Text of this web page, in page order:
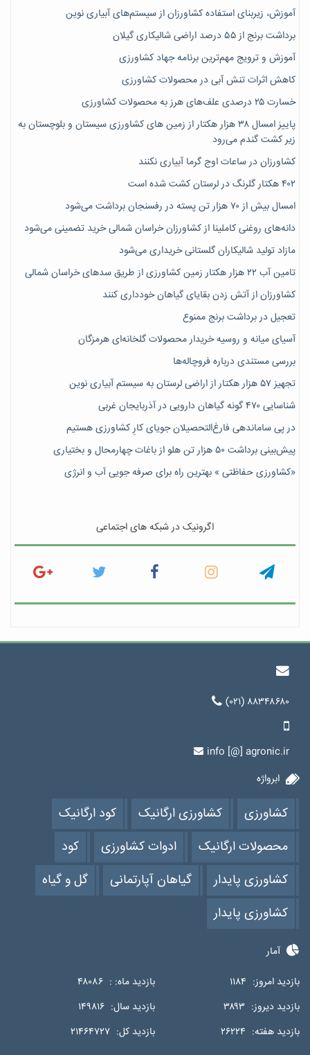
آموزش، زیربنای استفاده کشاورزان از سیستم‌های آبیاری نوین
برداشت برنج از ۵۵ درصد اراضی شالیکاری گیلان
آموزش و ترویج مهم‌ترین برنامه جهاد کشاورزی
کاهش اثرات تنش آبی در محصولات کشاورزی
خسارت ۲۵ درصدی علف‌های هرز به محصولات کشاورزی
پاییز امسال ۳۸ هزار هکتار از زمین های کشاورزی سیستان و بلوچستان به
زیر کشت گندم می‌رود
کشاورزان در ساعات اوج گرما آبیاری نکنند
۴۰۲ هکتار گلرنگ در لرستان کشت شده است
امسال بیش از ۷۰ هزار تن پسته در رفسنجان برداشت می‌شود
دانه‌های روغنی کاملینا از کشاورزان خراسان شمالی خرید تضمینی می‌شود
مازاد تولید شالیکاران گلستانی خریداری می‌شود
تامین آب ۲۲ هزار هکتار زمین کشاورزی از طریق سدهای خراسان شمالی
کشاورزان از آتش زدن بقایای گیاهان خودداری کنند
تعجیل در برداشت برنج ممنوع
آسیای میانه و روسیه خریدار محصولات گلخانه‌ای هرمزگان
بررسی مستندی درباره فروچاله‌ها
تجهیز ۵۷ هزار هکتار از اراضی لرستان به سیستم آبیاری نوین
شناسایی ۴۷٠ گونه گیاهان دارویی در آذربایجان غربی
در پی ساماندهی فارغ‌التحصیلان جویای کارِ کشاورزی هستیم
پیش‎‌بینی برداشت ۵۰ هزار تن هلو از باغات چهارمحال و بختیاری
«کشاورزی حفاظتی » بهترین راه برای صرفه جویی آب و انرژی
اگرونیک در شبکه های اجتماعی
(۰۲۱) ۸۸۳۴۸۶۸۰
info [@] agronic.ir
ابرواژه
کشاورزی کشاورزی ارگانیک
کود ارگانیک
محصولات ارگانیک
ادوات کشاورزی
کود
کشاورزی پایدار
گیاهان آپارتمانی
گل و گیاه
کشاورزی پایدار
آمار
بازدید امروز: ۱۱۸۴ بازدید ماه: : ۴۸۰۸۶
بازدید دیروز: ۳۸۹۳ بازدید سال: ۱۴۹۸۱۶
بازدید هفته: ۲۶۲۲۴ بازدید کل: ۲۱۴۶۴۷۲۷